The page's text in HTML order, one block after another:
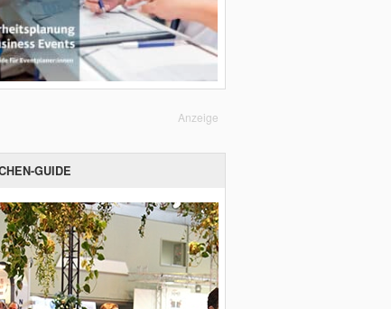
Anzeige
GUIDE